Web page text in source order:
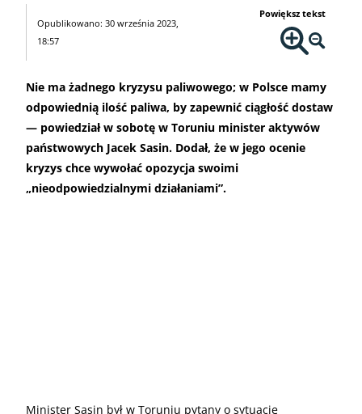
Opublikowano: 30 września 2023,
18:57
Powiększ tekst
Nie ma żadnego kryzysu paliwowego; w Polsce mamy
odpowiednią ilość paliwa, by zapewnić ciągłość dostaw
— powiedział w sobotę w Toruniu minister aktywów
państwowych Jacek Sasin. Dodał, że w jego ocenie
kryzys chce wywołać opozycja swoimi
„nieodpowiedzialnymi działaniami”.
Minister Sasin był w Toruniu pytany o sytuację